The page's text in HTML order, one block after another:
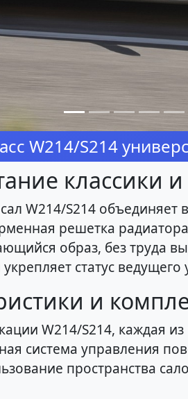
W214/S214
классики
W214/S214 объединяет
решетка
образ, без труда
статус ведущего
и
W214/S214, каждая
система управления
пространства